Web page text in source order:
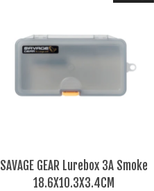
SAVAGE GEAR Lurebox 3A Smoke
18.6X10.3X3.4CM